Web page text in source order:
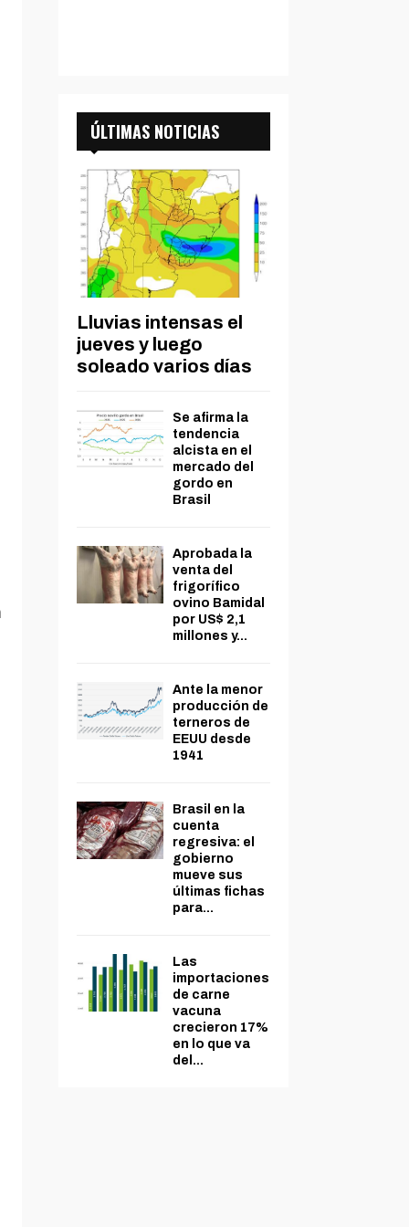
ÚLTIMAS NOTICIAS
Lluvias intensas el
jueves y luego
soleado varios días
Se afirma la
tendencia
alcista en el
mercado del
gordo en
Brasil
Aprobada la
venta del
frigorífico
ovino Bamidal
por US$ 2,1
millones y...
Ante la menor
producción de
terneros de
EEUU desde
1941
Brasil en la
cuenta
regresiva: el
gobierno
mueve sus
últimas fichas
para...
Las
importaciones
de carne
vacuna
crecieron 17%
en lo que va
del...